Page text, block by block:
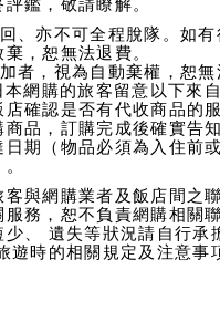
鑑，敬請瞭解。
、亦不可全程脫隊。如有
，恕無法退費。
者，視為自動棄權，恕無
網購的旅客留意以下來
確認是否有代收商品的
品，訂購完成後確實告
期（物品必須為入住前
與網購業者及飯店間之
務，恕不負責網購相關
、 遺失等狀況請自行承
遊時的相關規定及注意事